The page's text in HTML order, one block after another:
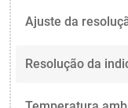
Ajuste da
Resolução da